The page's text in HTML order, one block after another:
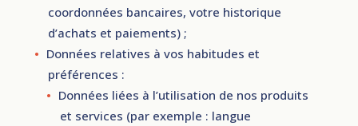
coordonnées bancaires, votre historique
d’achats et paiements) ;
Données relatives à vos habitudes et
préférences :
Données liées à l’utilisation de nos produits
et services (par exemple : langue